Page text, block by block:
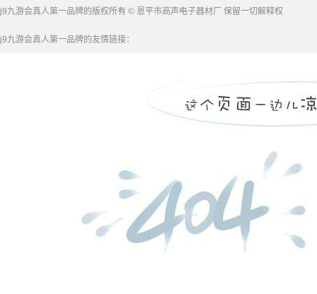
j9九游会真人第一品牌的版权所有 © 恩平市高声电子器材厂 保留一切解释权
j9九游会真人第一品牌的友情链接：